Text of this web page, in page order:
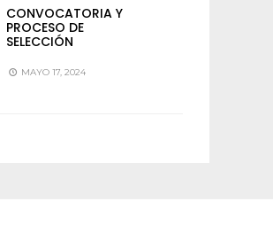
CONVOCATORIA Y
PROCESO DE
SELECCIÓN
MAYO 17, 2024